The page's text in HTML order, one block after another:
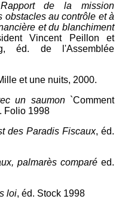
Rapport de la mission
obstacles au contrôle et à
et du blanchiment
Vincent Peillon et
éd. de l'Assemblée
et une nuits, 2000.
un saumon`Comment
Folio 1998
des Paradis Fiscaux, éd.
palmarès comparé ed.
loi, éd. Stock 1998